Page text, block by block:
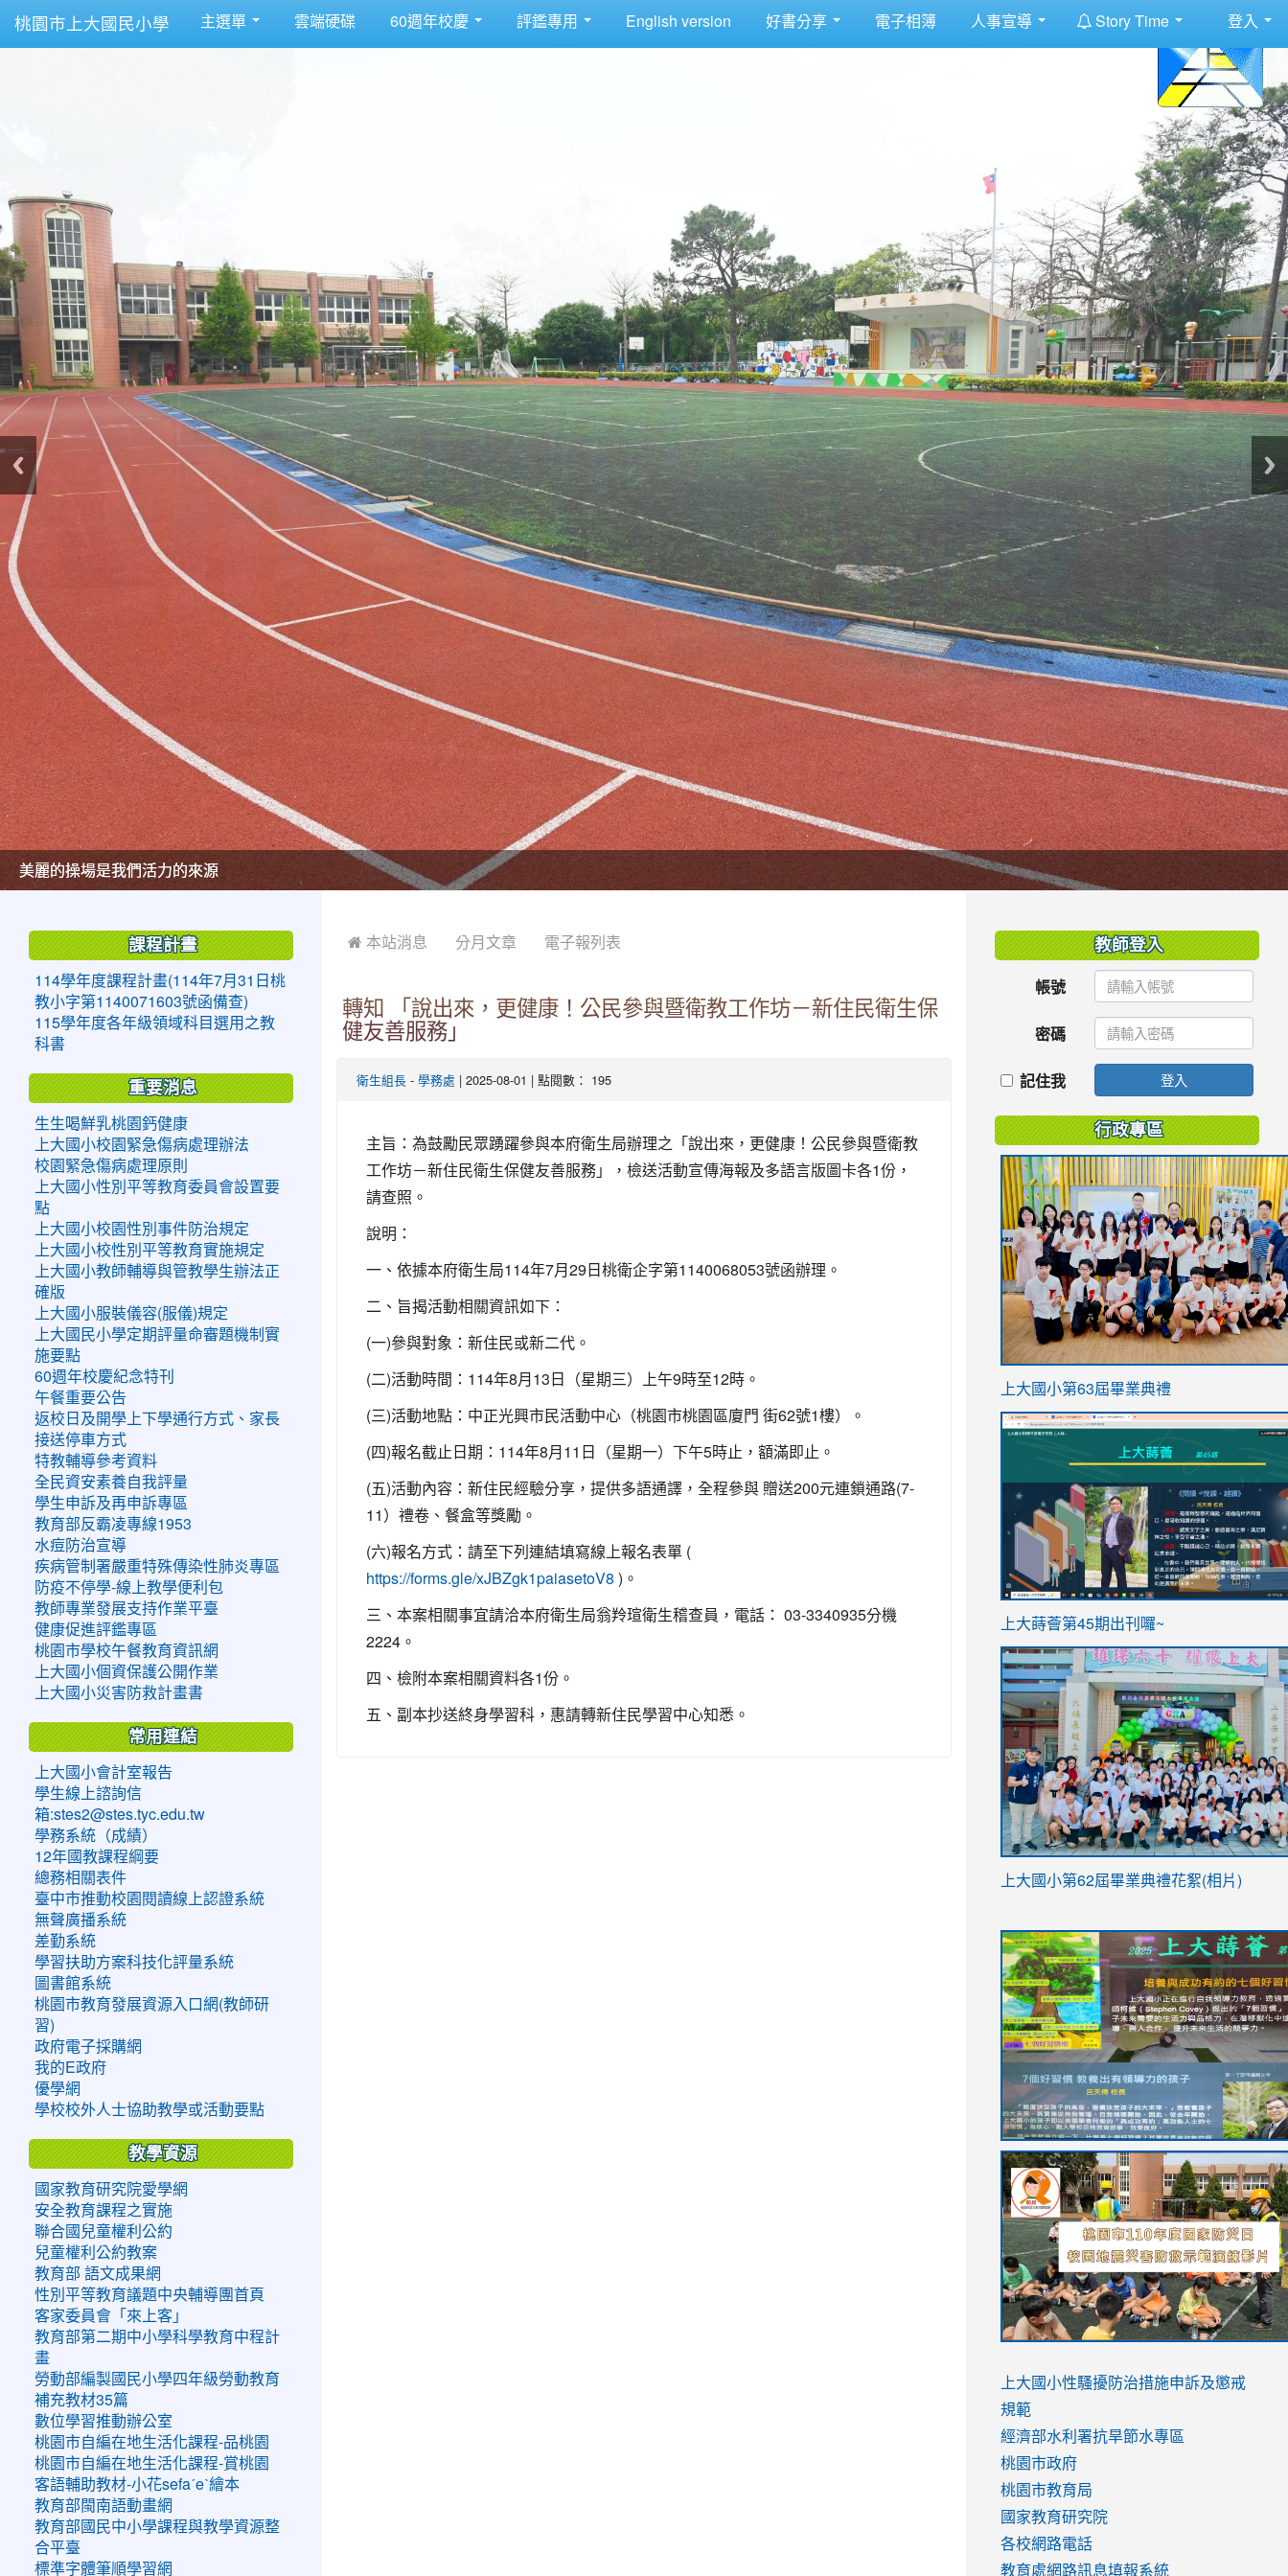
桃園市上大國民小學 主選單 雲端硬碟 60週年校慶 評鑑專用 English version 好書分享 電子相簿 人事宣導 Story Time 登入
美麗的操場是我們活力的來源
美麗的操場是我們活力的來源
煥然一新的小司令台
煥然一新的小司令台
富含桃園埤塘田園風光意象的中廊
富含桃園埤塘田園風光意象的中廊
嶄新的中庭廣場
嶄新的中庭廣場
水生池生生不息
水生池生生不息
 本站消息 分月文章 電子報列表
轉知 「說出來，更健康！公民參與暨衛教工作坊－新住民衛生保
健友善服務」
衛生組長 - 學務處 | 2025-08-01 | 點閱數： 195
主旨：為鼓勵民眾踴躍參與本府衛生局辦理之「說出來，更健康！公民參與暨衛教
工作坊－新住民衛生保健友善服務」，檢送活動宣傳海報及多語言版圖卡各1份，
請查照。
說明：
一、依據本府衛生局114年7月29日桃衛企字第1140068053號函辦理。
二、旨揭活動相關資訊如下：
(一)參與對象：新住民或新二代。
(二)活動時間：114年8月13日（星期三）上午9時至12時。
(三)活動地點：中正光興市民活動中心（桃園市桃園區廈門 街62號1樓）。
(四)報名截止日期：114年8月11日（星期一）下午5時止，額滿即止。
(五)活動內容：新住民經驗分享，提供多語通譯，全程參與 贈送200元連鎖通路(7-
11）禮卷、餐盒等獎勵。
(六)報名方式：請至下列連結填寫線上報名表單 (
https://forms.gle/xJBZgk1paiasetoV8 )。
三、本案相關事宜請洽本府衛生局翁羚瑄衛生稽查員，電話： 03-3340935分機
2224。
四、檢附本案相關資料各1份。
五、副本抄送終身學習科，惠請轉新住民學習中心知悉。
課程計畫
114學年度課程計畫(114年7月31日桃
教小字第1140071603號函備查)
115學年度各年級領域科目選用之教
科書
重要消息
生生喝鮮乳桃園鈣健康
上大國小校園緊急傷病處理辦法
校園緊急傷病處理原則
上大國小性別平等教育委員會設置要
點
上大國小校園性別事件防治規定
上大國小校性別平等教育實施規定
上大國小教師輔導與管教學生辦法正
確版
上大國小服裝儀容(服儀)規定
上大國民小學定期評量命審題機制實
施要點
60週年校慶紀念特刊
午餐重要公告
返校日及開學上下學通行方式、家長
接送停車方式
特教輔導參考資料
全民資安素養自我評量
學生申訴及再申訴專區
教育部反霸凌專線1953
水痘防治宣導
疾病管制署嚴重特殊傳染性肺炎專區
防疫不停學-線上教學便利包
教師專業發展支持作業平臺
健康促進評鑑專區
桃園市學校午餐教育資訊網
上大國小個資保護公開作業
上大國小災害防救計畫書
常用連結
上大國小會計室報告
學生線上諮詢信
箱:stes2@stes.tyc.edu.tw
學務系統（成績）
12年國教課程綱要
總務相關表件
臺中市推動校園閱讀線上認證系統
無聲廣播系統
差勤系統
學習扶助方案科技化評量系統
圖書館系統
桃園市教育發展資源入口網(教師研
習)
政府電子採購網
我的E政府
優學網
學校校外人士協助教學或活動要點
教學資源
國家教育研究院愛學網
安全教育課程之實施
聯合國兒童權利公約
兒童權利公約教案
教育部 語文成果網
性別平等教育議題中央輔導團首頁
客家委員會「來上客」
教育部第二期中小學科學教育中程計
畫
勞動部編製國民小學四年級勞動教育
補充教材35篇
數位學習推動辦公室
桃園市自編在地生活化課程-品桃園
桃園市自編在地生活化課程-賞桃園
客語輔助教材-小花sefaˊeˋ繪本
教育部閩南語動畫網
教育部國民中小學課程與教學資源整
合平臺
標準字體筆順學習網
教師登入
帳號
密碼
記住我 登入
行政專區
link
https://sites.google.com/stes.tyc.edu.tw/
上大國小第63屆畢業典禮
link
ink
https://sites.google.com/stes.tyc.edu.tw/
link
https://sites.google.com/stes.tyc.edu.tw/
上大蒔薈第45期出刊囉~
link
YfDQppRvyMk686kIw6SBbssEIZ6WnT/
usp=sharing
上大國小第62屆畢業典禮花絮(相片)
to
https://drive.google.com/file/d/1I-
YfDQppRvyMk686kIw6SBbssEIZ6WnT/
usp=sharing
to
https://sites.google.com/stes.tyc.edu.tw/
link
to
https://sites.google.com/stes.tyc.edu.tw/
link
to
https://drive.google.com/file/d/
usp=sharing
link
to
https://youtu.be/jJOMVWY3-
8M
link
to
https://drive.google.com/file/d/
usp=sharing
to
https://www.youtube.com/watch?
v=hC_gdZndU9s
to
https://www.youtube.com/watch?
v=hC_gdZndU9s
link
to
https://www.youtube.com/watch?
v=mfpNykQ0g4M
上大國小性騷擾防治措施申訴及懲戒
規範
經濟部水利署抗旱節水專區
桃園市政府
桃園市教育局
國家教育研究院
各校網路電話
教育處網路訊息填報系統